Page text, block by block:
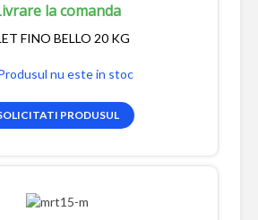
la comanda
FINO BELLO 20 KG
nu este in stoc
PRODUSUL